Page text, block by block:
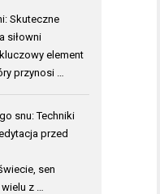
Skuteczne
siłowni
element
przynosi …
snu: Techniki
przed
sen
z …